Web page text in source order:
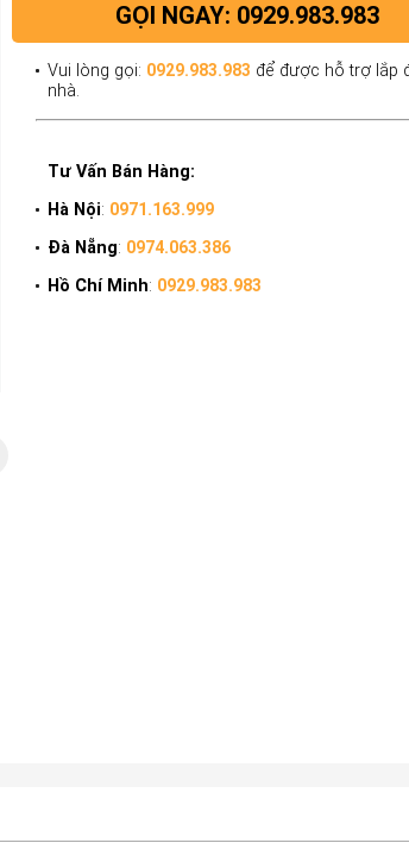
GỌI NGAY: 0929.983.983
Vui lòng gọi: 0929.983.983 để được hỗ trợ lắp
nhà.
Tư Vấn Bán Hàng:
Hà Nội: 0971.163.999
Đà Nẵng: 0974.063.386
Hồ Chí Minh: 0929.983.983